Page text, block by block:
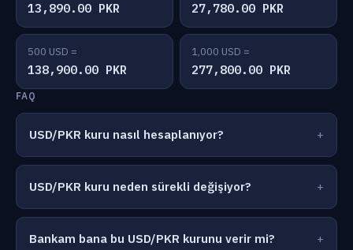
13,890.00 PKR 27,780.00 PKR
500 USD =
138,900.00 PKR
1,000 USD =
277,800.00 PKR
FAQ
USD/PKR kuru nasıl hesaplanıyor?
USD/PKR kuru neden sürekli değişiyor?
Bankam bana bu USD/PKR kurunu verir mi?